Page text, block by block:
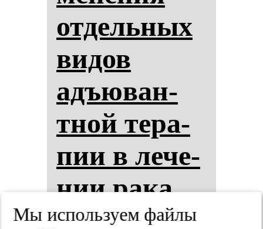
от­дель­ных
ви­дов
адъю­ван­
тной те­ра­
пии в ле­че­
нии ра­ка
мо­лоч­ной
Мы используем файлы